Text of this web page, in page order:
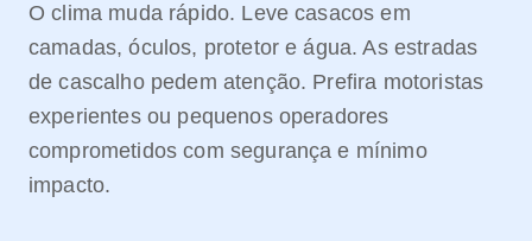
O clima muda rápido. Leve casacos em
camadas, óculos, protetor e água. As estradas
de cascalho pedem atenção. Prefira motoristas
experientes ou pequenos operadores
comprometidos com segurança e mínimo
impacto.